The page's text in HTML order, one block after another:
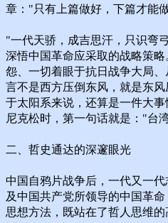
章："只有上篇做好，下篇才能
"一代天骄，成吉思汗，只识弯
深悟中国革命应采取的战略策
怨、一切着眼于抗日战争大局
言不是西方压倒东风，就是东
于太阳系来说，还算是一件大
尼克松时，第一句话就是："台
二、哲史通达的深邃眼光
中国自鸦片战争后，一代又一
及中国共产党所领导的中国革
思想方法，既站在了哲人思维